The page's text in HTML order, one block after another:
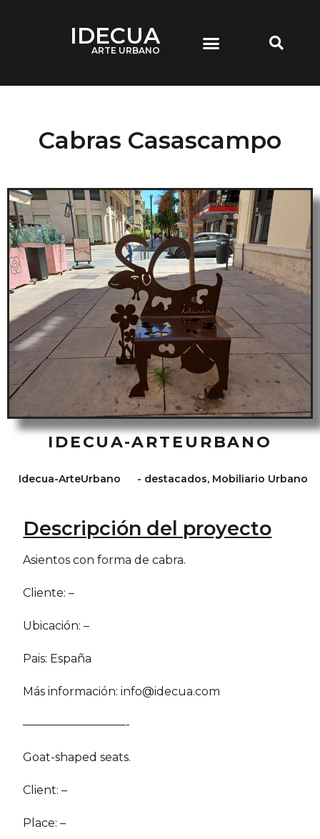
IDECUA
ARTE URBANO
Cabras Casascampo
IDECUA-ARTEURBANO
Idecua-ArteUrbano - destacados, Mobiliario Urbano
Descripción del proyecto
Asientos con forma de cabra.
Cliente: –
Ubicación: –
Pais: España
Más información:info@idecua.com
—————————-
Goat-shaped seats.
Client: –
Place: –